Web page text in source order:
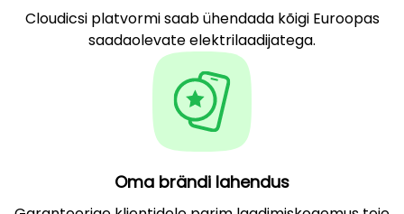
Cloudicsi platvormi saab ühendada kõigi Euroopas
saadaolevate elektrilaadijatega.
Oma brändi lahendus